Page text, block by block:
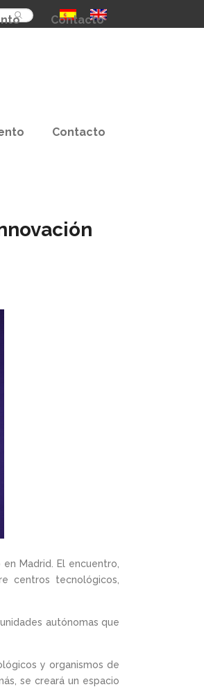
Buscar
Contacto
Contacto
Madrid. El encuentro,
centros tecnológicos,
autónomas que
y organismos de
se creará un espacio